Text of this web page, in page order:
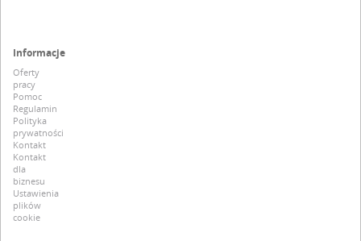
Informacje
Oferty
pracy
Pomoc
Regulamin
Polityka
prywatności
Kontakt
Kontakt
dla
biznesu
Ustawienia
plików
cookie